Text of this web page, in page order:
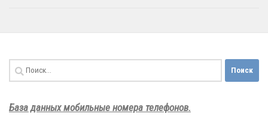
Найти:
База данных мобильные номера телефонов.